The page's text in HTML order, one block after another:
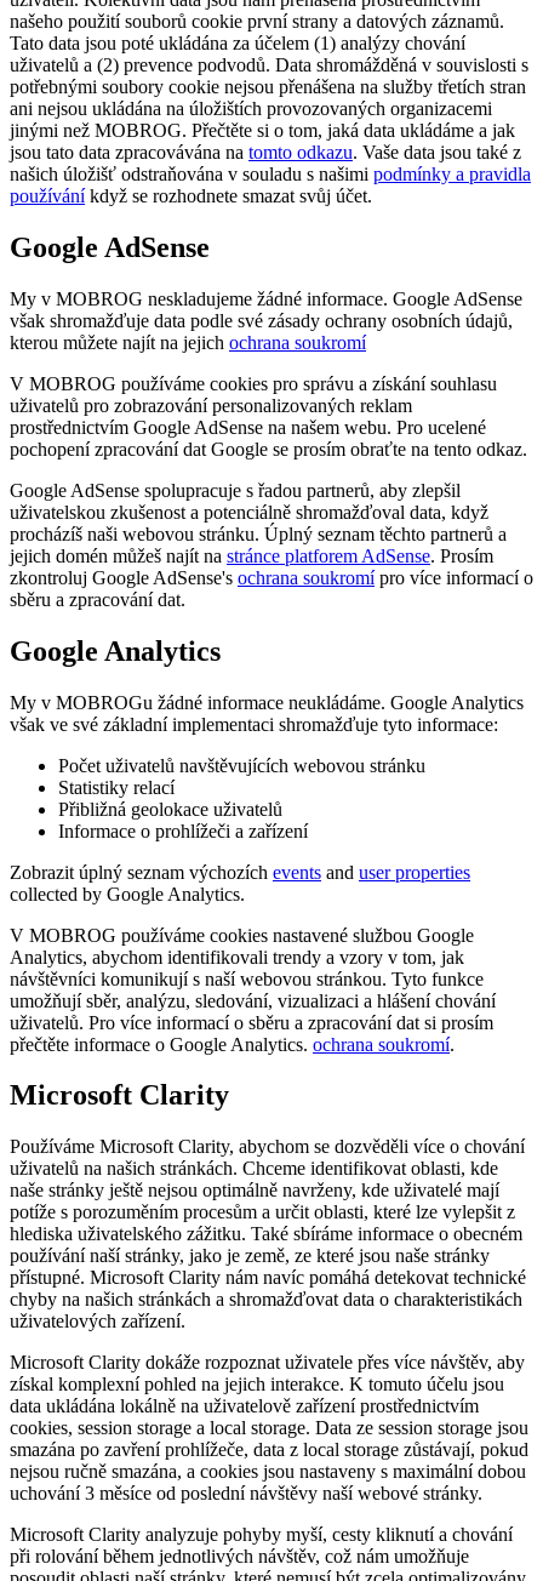
našeho použití souborů cookie první strany a datových záznamů.
Tato data jsou poté ukládána za účelem (1) analýzy chování
uživatelů a (2) prevence podvodů. Data shromážděná v souvislosti s
potřebnými soubory cookie nejsou přenášena na služby třetích stran
ani nejsou ukládána na úložištích provozovaných organizacemi
jinými než MOBROG. Přečtěte si o tom, jaká data ukládáme a jak
jsou tato data zpracovávána na tomto odkazu. Vaše data jsou také z
našich úložišť odstraňována v souladu s našimi podmínky a pravidla
používáníkdyž se rozhodnete smazat svůj účet.
Google AdSense
My v MOBROG neskladujeme žádné informace. Google AdSense
však shromažďuje data podle své zásady ochrany osobních údajů,
kterou můžete najít na jejich ochrana soukromí
V MOBROG používáme cookies pro správu a získání souhlasu
uživatelů pro zobrazování personalizovaných reklam
prostřednictvím Google AdSense na našem webu. Pro ucelené
pochopení zpracování dat Google se prosím obraťte na tento odkaz.
Google AdSense spolupracuje s řadou partnerů, aby zlepšil
uživatelskou zkušenost a potenciálně shromažďoval data, když
procházíš naši webovou stránku. Úplný seznam těchto partnerů a
jejich domén můžeš najít na stránce platforem AdSense. Prosím
zkontroluj Google AdSense's ochrana soukromípro více informací o
sběru a zpracování dat.
Google Analytics
My v MOBROGu žádné informace neukládáme. Google Analytics
však ve své základní implementaci shromažďuje tyto informace:
Počet uživatelů navštěvujících webovou stránku
Statistiky relací
Přibližná geolokace uživatelů
Informace o prohlížeči a zařízení
Zobrazit úplný seznam výchozích events and user properties
collected by Google Analytics.
V MOBROG používáme cookies nastavené službou Google
Analytics, abychom identifikovali trendy a vzory v tom, jak
návštěvníci komunikují s naší webovou stránkou. Tyto funkce
umožňují sběr, analýzu, sledování, vizualizaci a hlášení chování
uživatelů. Pro více informací o sběru a zpracování dat si prosím
přečtěte informace o Google Analytics. ochrana soukromí.
Microsoft Clarity
Používáme Microsoft Clarity, abychom se dozvěděli více o chování
uživatelů na našich stránkách. Chceme identifikovat oblasti, kde
naše stránky ještě nejsou optimálně navrženy, kde uživatelé mají
potíže s porozuměním procesům a určit oblasti, které lze vylepšit z
hlediska uživatelského zážitku. Také sbíráme informace o obecném
používání naší stránky, jako je země, ze které jsou naše stránky
přístupné. Microsoft Clarity nám navíc pomáhá detekovat technické
chyby na našich stránkách a shromažďovat data o charakteristikách
uživatelových zařízení.
Microsoft Clarity dokáže rozpoznat uživatele přes více návštěv, aby
získal komplexní pohled na jejich interakce. K tomuto účelu jsou
data ukládána lokálně na uživatelově zařízení prostřednictvím
cookies, session storage a local storage. Data ze session storage jsou
smazána po zavření prohlížeče, data z local storage zůstávají, pokud
nejsou ručně smazána, a cookies jsou nastaveny s maximální dobou
uchování 3 měsíce od poslední návštěvy naší webové stránky.
Microsoft Clarity analyzuje pohyby myší, cesty kliknutí a chování
při rolování během jednotlivých návštěv, což nám umožňuje